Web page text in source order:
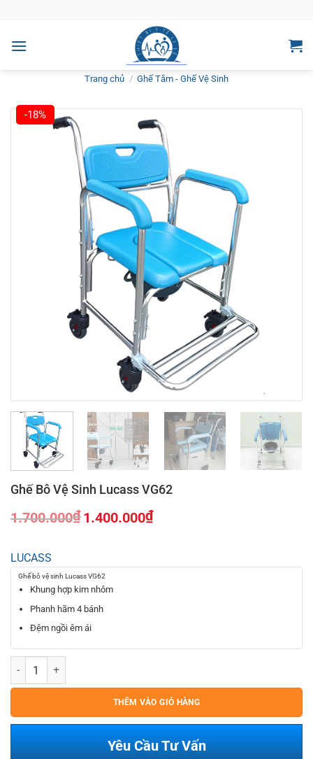
nội
Trang chủ / Ghế Tắm - Ghế Vệ Sinh
-18%
Ghế Bô Vệ Sinh Lucass VG62
1.700.000₫
là:
1.700.000₫.
1.400.000₫
tại
là:
1.400.000₫.
LUCASS
Ghế bô vệ sinh Lucass VG62
Khung hợp kim nhôm
Phanh hãm 4 bánh
Đệm ngồi êm ái
Ghế Bô Vệ Sinh Lucass VG62 số lượng
THÊM VÀO GIỎ HÀNG
Yêu Cầu Tư Vấn